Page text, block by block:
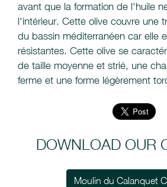
avant que la formation de l'huile
l'intérieur. Cette olive couvre une
du bassin méditerranéen car elle
résistantes. Cette olive se
de taille moyenne et strié, une
ferme et une forme légèrement
DOWNLOAD OUR
Moulin du Calanquet